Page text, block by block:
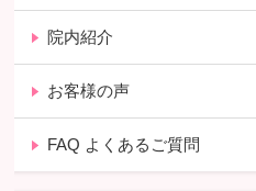
院内紹介
お客様の声
FAQ よくあるご質問